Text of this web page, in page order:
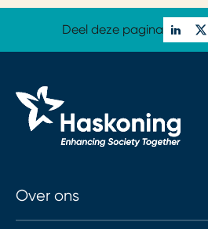
Deel deze pagina
Over ons